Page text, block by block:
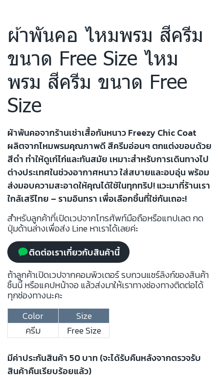
ผ้าพันคอ ไหมพรม สีครีม
ขนาด Free Size ไหม
พรม สีครีม ขนาด Free
Size
ผ้าพันคอจากร้านเช่าเสื้อกันหนาว Freezy Chic Coat
ผลิตจากไหมพรมคุณภาพดี สีครีมอ่อนๆ ตกแต่งขอบด้วย
สีดำ ทำให้ดูเก๋ไก๋และทันสมัย เหมาะสำหรับการเดินทางไป
ต่างประเทศในช่วงอากาศหนาว ใส่สบายและอบอุ่น พร้อม
ส่งมอบความสะอาดให้คุณได้ใช้ในทุกทริป! แวะมาที่ร้านเรา
ใกล้เสรีไทย – รามอินทรา เพื่อเลือกชิ้นที่ใช่กันเถอะ!
สำหรับลูกค้าที่เปิดเวปจากโทรศัพท์มือถือหรือแทปเลต กด
ปุ่มด้านล่างเพื่อส่ง Line หาเราได้เลยค่ะ
ติดต่อเราเกี่ยวกับสินค้านี้
ถ้าลูกค้าเปิดเวปจากคอมพิวเตอร์ รบกวนแชร์ลิงก์ของสินค้า
ชิ้นนี้ หรือแคปหน้าจอ แล้วส่งมาให้เราทางช่องทางติดต่อได้
ทุกช่องทางนะคะ
Color
Size
ครีม
Free Size
มีค่าประกันสินค้า 50 บาท (จะได้รับคืนหลังจากตรวจรับ
สินค้าคืนเรียบร้อยแล้ว)